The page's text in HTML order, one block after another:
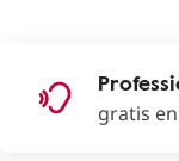
gratis